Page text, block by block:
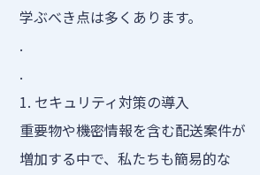
学ぶべき点は多くあります。
.
.
1. セキュリティ対策の導入
重要物や機密情報を含む配送案件が
増加する中で、私たちも簡易的な